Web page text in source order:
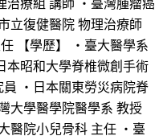
立復健醫院 物理治療師
【學歷】 ・臺大醫學系
本昭和大學脊椎微創手術
・日本關東勞災病院脊
大學醫學院醫學系 教授
醫院小兒骨科 主任 ・臺